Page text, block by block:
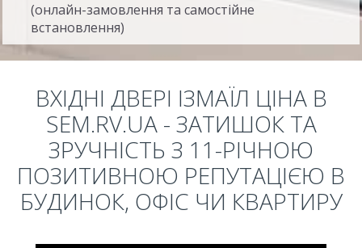
(онлайн-замовлення та самостійне
встановлення)
ВХІДНІ ДВЕРІ ІЗМАЇЛ ЦІНА В
SEM.RV.UA - ЗАТИШОК ТА
ЗРУЧНІСТЬ З 11-РІЧНОЮ
ПОЗИТИВНОЮ РЕПУТАЦІЄЮ В
БУДИНОК, ОФІС ЧИ КВАРТИРУ